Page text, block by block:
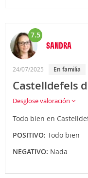
7.5
SANDRA
24/07/2025 En familia
Castelldefels
Desglose valoración
Todo bien en
POSITIVO: Todo bien
NEGATIVO: Nada